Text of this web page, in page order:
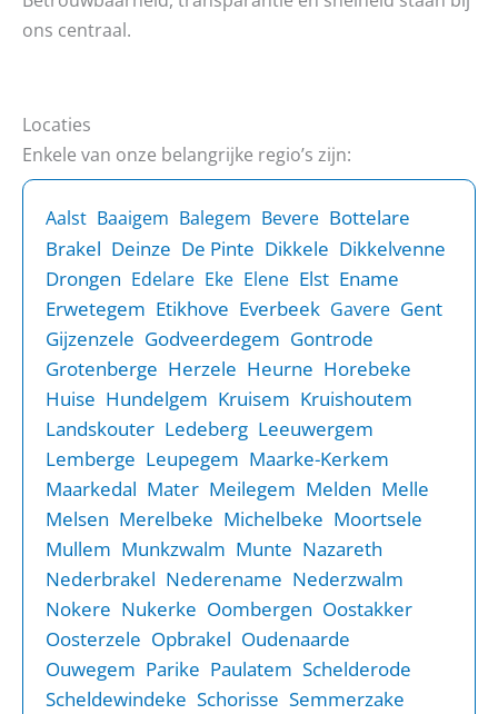
ons centraal.
Locaties
Enkele van onze belangrijke regio’s zijn:
Aalst Baaigem Balegem Bevere Bottelare
Brakel Deinze De Pinte Dikkele Dikkelvenne
Drongen Edelare Eke Elene Elst Ename
Erwetegem Etikhove Everbeek Gavere Gent
Gijzenzele Godveerdegem Gontrode
Grotenberge Herzele Heurne Horebeke
Huise Hundelgem Kruisem Kruishoutem
Landskouter Ledeberg Leeuwergem
Lemberge Leupegem Maarke-Kerkem
Maarkedal Mater Meilegem Melden Melle
Melsen Merelbeke Michelbeke Moortsele
Mullem Munkzwalm Munte Nazareth
Nederbrakel Nederename Nederzwalm
Nokere Nukerke Oombergen Oostakker
Oosterzele Opbrakel Oudenaarde
Ouwegem Parike Paulatem Schelderode
Scheldewindeke Schorisse Semmerzake